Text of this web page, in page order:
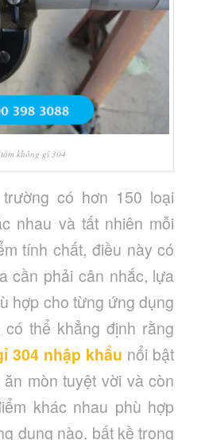
không gỉ 304
có hơn 150 loại
nhau và tất nhiên mỗi
tính chất, điều này có
cần phải cân nhắc, lựa
hợp cho từng ứng dụng
thể khẳng định rằng
304 nhập khẩu nổi bật
mòn tuyệt vời và còn
khác nhau phù hợp
dụng nào, bất kề trong